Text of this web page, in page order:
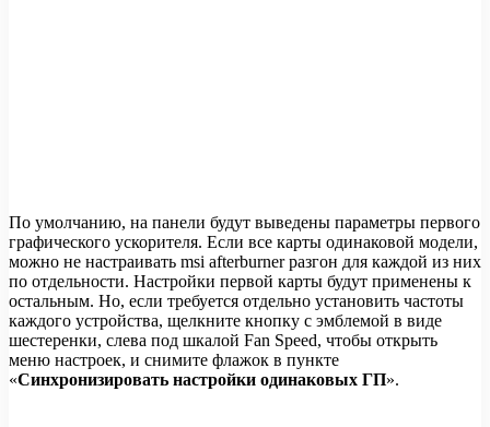
По умолчанию, на панели будут выведены параметры первого
графического ускорителя. Если все карты одинаковой модели,
можно не настраивать msi afterburner разгон для каждой из них
по отдельности. Настройки первой карты будут применены к
остальным. Но, если требуется отдельно установить частоты
каждого устройства, щелкните кнопку с эмблемой в виде
шестеренки, слева под шкалой Fan Speed, чтобы открыть
меню настроек, и снимите флажок в пункте
«Синхронизировать настройки одинаковых ГП».